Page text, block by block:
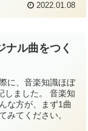
2022.01.08
ナル曲をつく
に、音楽知識ほぼ
しました。 音楽知
な方が、まず1曲
みてください。